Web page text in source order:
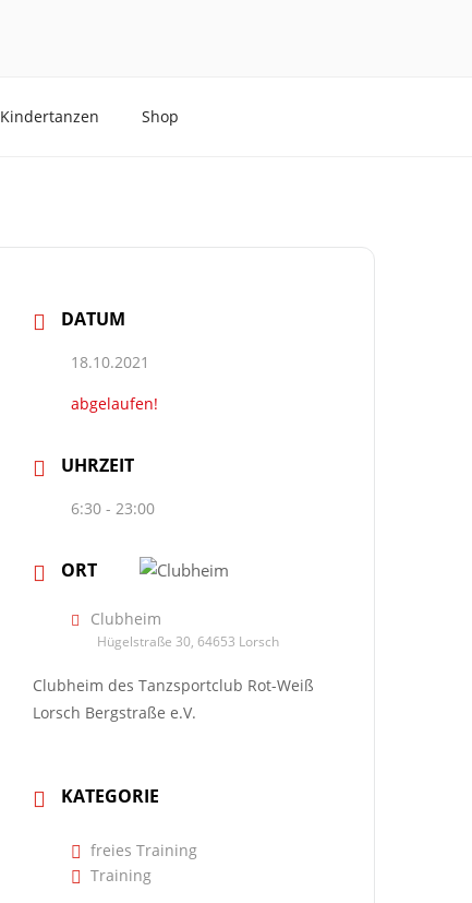
Kindertanzen Shop
DATUM
18.10.2021
abgelaufen!
UHRZEIT
6:30 - 23:00
ORT
Clubheim
Hügelstraße 30, 64653 Lorsch
Clubheim des Tanzsportclub Rot-Weiß
Lorsch Bergstraße e.V.
KATEGORIE
freies Training
Training